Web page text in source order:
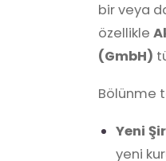
bir veya
özellikle
(GmbH)
Bölünme
Yeni
yeni